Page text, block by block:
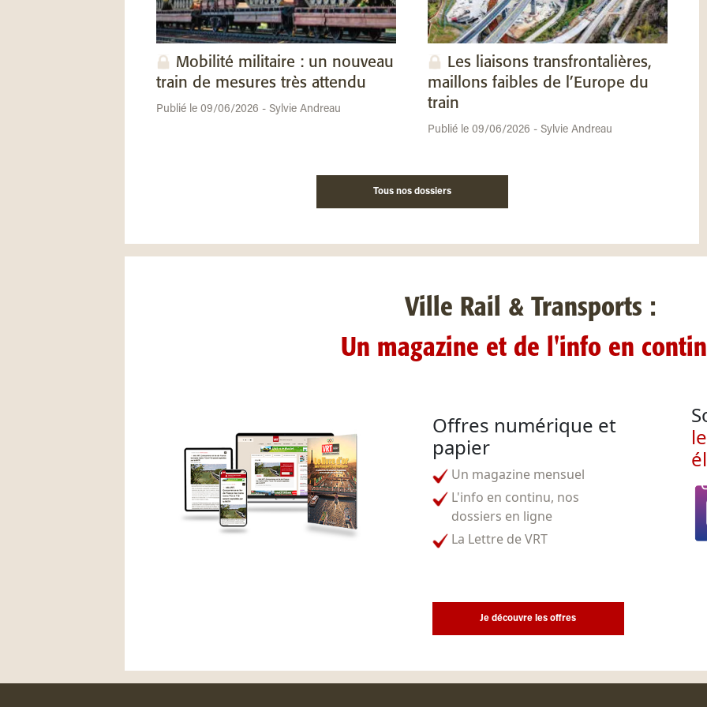
Mobilité militaire : un nouveau
train de mesures très attendu
Publié le 09/06/2026 - Sylvie Andreau
Les liaisons transfrontalières,
maillons faibles de l’Europe du
train
Publié le 09/06/2026 - Sylvie Andreau
Tous nos dossiers
Ville Rail & Transports :
Un magazine et de l'info en
Offres numérique et
papier
Un magazine mensuel
L'info en continu, nos
dossiers en ligne
La Lettre de VRT
Je découvre les offres